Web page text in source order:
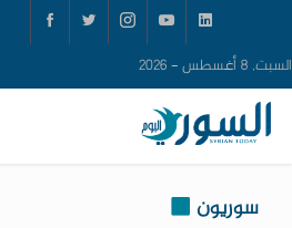
السبت, 8 أغسطس - 2026
سوريون